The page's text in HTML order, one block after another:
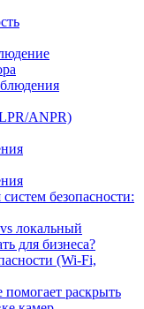
ANPR)
безопасности:
локальный
для бизнеса?
(Wi-Fi,
раскрыть